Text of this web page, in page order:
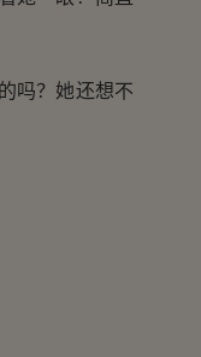
吗？她还想不